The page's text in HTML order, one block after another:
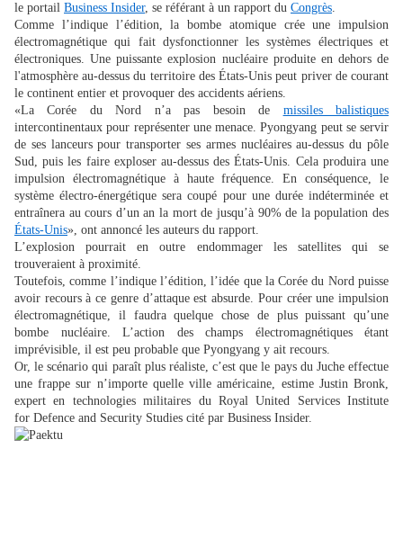
le portail Business Insider, se référant à un rapport du Congrès.
Comme l’indique l’édition, la bombe atomique crée une impulsion
électromagnétique qui fait dysfonctionner les systèmes électriques et
électroniques. Une puissante explosion nucléaire produite en dehors de
l'atmosphère au-dessus du territoire des États-Unis peut priver de courant
le continent entier et provoquer des accidents aériens.
«La Corée du Nord n’a pas besoin de missiles balistiques
intercontinentaux pour représenter une menace. Pyongyang peut se servir
de ses lanceurs pour transporter ses armes nucléaires au-dessus du pôle
Sud, puis les faire exploser au-dessus des États-Unis. Cela produira une
impulsion électromagnétique à haute fréquence. En conséquence, le
système électro-énergétique sera coupé pour une durée indéterminée et
entraînera au cours d’un an la mort de jusqu’à 90% de la population des
États-Unis», ont annoncé les auteurs du rapport.
L’explosion pourrait en outre endommager les satellites qui se
trouveraient à proximité.
Toutefois, comme l’indique l’édition, l’idée que la Corée du Nord puisse
avoir recours à ce genre d’attaque est absurde. Pour créer une impulsion
électromagnétique, il faudra quelque chose de plus puissant qu’une
bombe nucléaire. L’action des champs électromagnétiques étant
imprévisible, il est peu probable que Pyongyang y ait recours.
Or, le scénario qui paraît plus réaliste, c’est que le pays du Juche effectue
une frappe sur n’importe quelle ville américaine, estime Justin Bronk,
expert en technologies militaires du Royal United Services Institute
for Defence and Security Studies cité par Business Insider.